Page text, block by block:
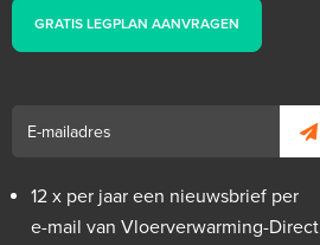
GRATIS LEGPLAN AANVRAGEN
12 x per jaar een nieuwsbrief per
e-mail van Vloerverwarming-Direct